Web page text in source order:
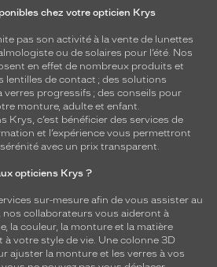
chez votre opticien Krys
pas son activité à la vente de lunettes
ou de solaires pour l’été. Nos
en effet de nombreux produits et
lentilles de contact ; des solutions
verres progressifs ; des conseils pour
monture, adulte et enfant.
Krys, c’est bénéficier des services de
et l’expérience vous permettront
avec un prix transparent.
opticiens Krys ?
sur-mesure afin de vous assister au
nos collaborateurs vous aideront à
la couleur, la monture et la matière
à votre style de vie. Une colonne 3D
ajuster la monture et les verres à vos